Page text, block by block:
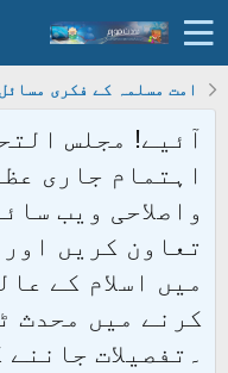
امت مسلمہ کے فکری مسائل
آئیے! مجلس
اہتمام جاری
واصلاحی ویب
تعاون کریں
میں اسلام کے
کرنے میں محدث
۔تفصیلات